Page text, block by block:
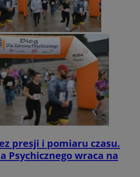
presji i pomiaru czasu.
Psychicznego wraca na